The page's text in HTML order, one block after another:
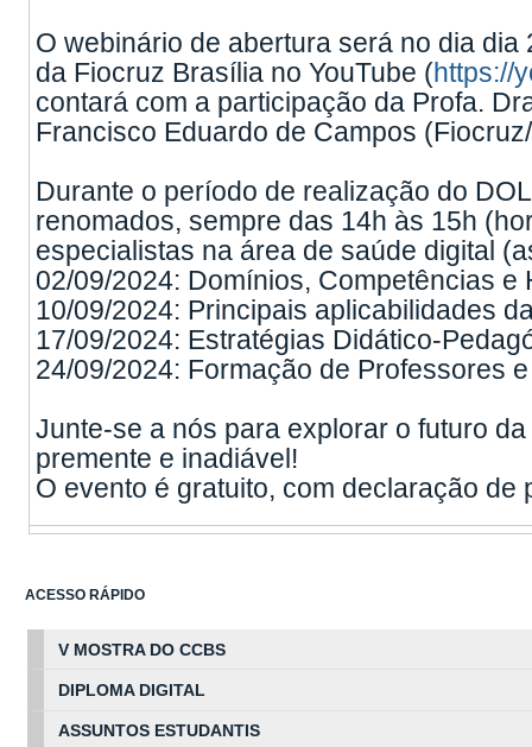
O webinário de abertura será no dia
da Fiocruz Brasília no YouTube (https://
contará com a participação da Profa.
Francisco Eduardo de Campos
Durante o período de realização do
renomados, sempre das 14h às 15h
especialistas na área de saúde digital
02/09/2024: Domínios, Competências e
10/09/2024: Principais aplicabilidades
17/09/2024: Estratégias Didático-
24/09/2024: Formação de Professores
Junte-se a nós para explorar o futuro
premente e inadiável!
O evento é gratuito, com declaração
ACESSO RÁPIDO
V MOSTRA DO CCBS
DIPLOMA DIGITAL
ASSUNTOS ESTUDANTIS